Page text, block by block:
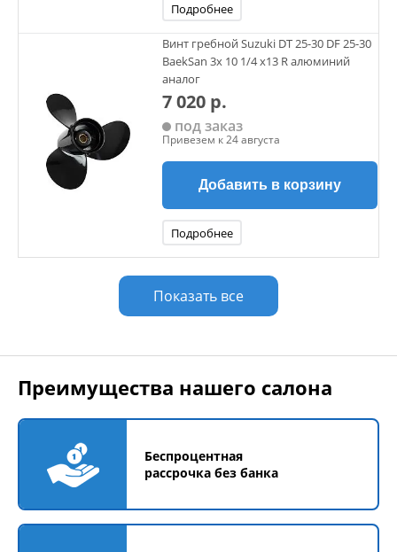
Подробнее
Винт гребной Suzuki DT 25-30 DF 25-30
BaekSan 3х 10 1/4 х13 R алюминий
аналог
7 020 р.
под заказ
Привезем к 24 августа
Добавить в корзину
Подробнее
Показать все
Преимущества нашего салона
Беспроцентная
рассрочка без банка